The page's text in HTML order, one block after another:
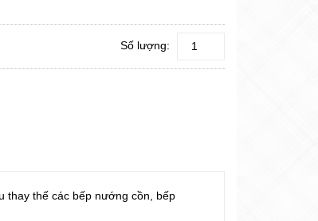
Số lượng:
thay thế các bếp nướng cồn, bếp